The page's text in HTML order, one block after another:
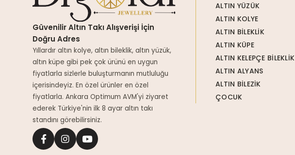
Güvenilir Altın Takı Alışverişi İçin
Doğru Adres
Yıllardır altın kolye, altın bileklik, altın yüzük,
altın küpe gibi pek çok ürünü en uygun
fiyatlarla sizlerle buluşturmanın mutluluğu
içerisindeyiz. En özel ürünler en özel
fiyatlarla. Ankara Optimum AVM'yi ziyaret
ederek Türkiye'nin ilk 8 ayar altın takı
standını görebilirsiniz.
ALTIN YÜZÜK
ALTIN KOLYE
ALTIN BİLEKLİK
ALTIN KÜPE
ALTIN KELEPÇE BİLEKLİK
ALTIN ALYANS
ALTIN BİLEZİK
ÇOCUK